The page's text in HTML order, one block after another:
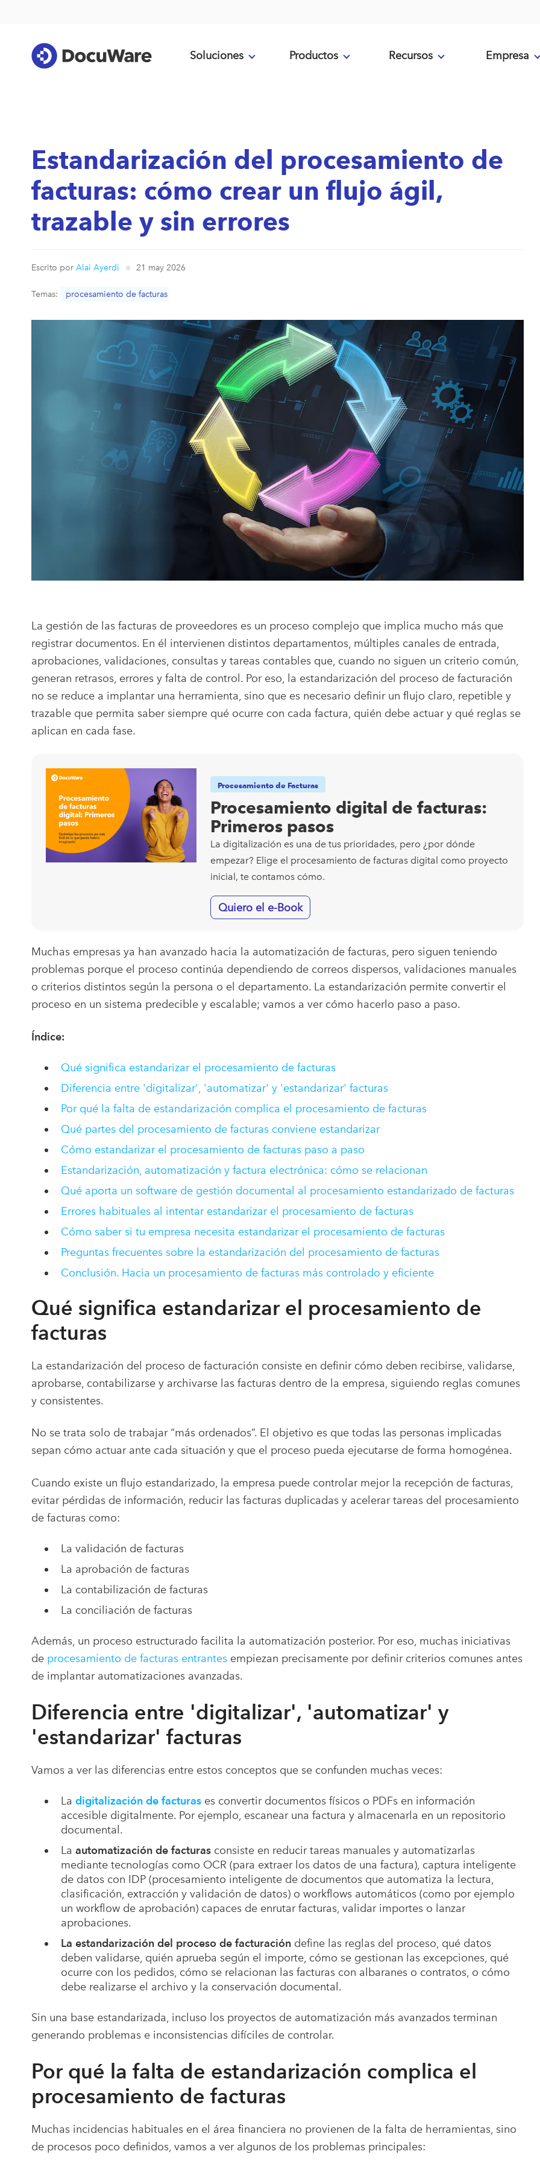
Soluciones Productos Recursos Empresa
Estandarización del procesamiento de
facturas: cómo crear un flujo ágil,
trazable y sin errores
Escrito por Alai Ayerdi 21 may 2026
Temas: procesamiento de facturas
La gestión de las facturas de proveedores es un proceso complejo que implica mucho más que
registrar documentos. En él intervienen distintos departamentos, múltiples canales de entrada,
aprobaciones, validaciones, consultas y tareas contables que, cuando no siguen un criterio común,
generan retrasos, errores y falta de control. Por eso, la estandarización del proceso de facturación
no se reduce a implantar una herramienta, sino que es necesario definir un flujo claro, repetible y
trazable que permita saber siempre qué ocurre con cada factura, quién debe actuar y qué reglas se
aplican en cada fase.
Procesamiento de Facturas
Procesamiento digital de facturas:
Primeros pasos
La digitalización es una de tus prioridades, pero ¿por dónde
empezar? Elige el procesamiento de facturas digital como proyecto
inicial, te contamos cómo.
Quiero el e-Book
Muchas empresas ya han avanzado hacia la automatización de facturas, pero siguen teniendo
problemas porque el proceso continúa dependiendo de correos dispersos, validaciones manuales
o criterios distintos según la persona o el departamento. La estandarización permite convertir el
proceso en un sistema predecible y escalable; vamos a ver cómo hacerlo paso a paso.
Índice:
Qué significa estandarizar el procesamiento de facturas
Diferencia entre 'digitalizar', 'automatizar' y 'estandarizar' facturas
Por qué la falta de estandarización complica el procesamiento de facturas
Qué partes del procesamiento de facturas conviene estandarizar
Cómo estandarizar el procesamiento de facturas paso a paso
Estandarización, automatización y factura electrónica: cómo se relacionan
Qué aporta un software de gestión documental al procesamiento estandarizado de facturas
Errores habituales al intentar estandarizar el procesamiento de facturas
Cómo saber si tu empresa necesita estandarizar el procesamiento de facturas
Preguntas frecuentes sobre la estandarización del procesamiento de facturas
Conclusión. Hacia un procesamiento de facturas más controlado y eficiente
Qué significa estandarizar el procesamiento de
facturas
La estandarización del proceso de facturación consiste en definir cómo deben recibirse, validarse,
aprobarse, contabilizarse y archivarse las facturas dentro de la empresa, siguiendo reglas comunes
y consistentes.
No se trata solo de trabajar “más ordenados”. El objetivo es que todas las personas implicadas
sepan cómo actuar ante cada situación y que el proceso pueda ejecutarse de forma homogénea.
Cuando existe un flujo estandarizado, la empresa puede controlar mejor la recepción de facturas,
evitar pérdidas de información, reducir las facturas duplicadas y acelerar tareas del procesamiento
de facturas como:
La validación de facturas
La aprobación de facturas
La contabilización de facturas
La conciliación de facturas
Además, un proceso estructurado facilita la automatización posterior. Por eso, muchas iniciativas
de procesamiento de facturas entrantes empiezan precisamente por definir criterios comunes antes
de implantar automatizaciones avanzadas.
Diferencia entre 'digitalizar', 'automatizar' y
'estandarizar' facturas
Vamos a ver las diferencias entre estos conceptos que se confunden muchas veces:
La digitalización de facturases convertir documentos físicos o PDFs en información
accesible digitalmente. Por ejemplo, escanear una factura y almacenarla en un repositorio
documental.
La automatización de facturasconsiste en reducir tareas manuales y automatizarlas
mediante tecnologías como OCR (para extraer los datos de una factura), captura inteligente
de datos con IDP (procesamiento inteligente de documentos que automatiza la lectura,
clasificación, extracción y validación de datos) o workflows automáticos (como por ejemplo
un workflow de aprobación) capaces de enrutar facturas, validar importes o lanzar
aprobaciones.
La estandarización del proceso de facturacióndefine las reglas del proceso, qué datos
deben validarse, quién aprueba según el importe, cómo se gestionan las excepciones, qué
ocurre con los pedidos, cómo se relacionan las facturas con albaranes o contratos, o cómo
debe realizarse el archivo y la conservación documental.
Sin una base estandarizada, incluso los proyectos de automatización más avanzados terminan
generando problemas e inconsistencias difíciles de controlar.
Por qué la falta de estandarización complica el
procesamiento de facturas
Muchas incidencias habituales en el área financiera no provienen de la falta de herramientas, sino
de procesos poco definidos, vamos a ver algunos de los problemas principales: